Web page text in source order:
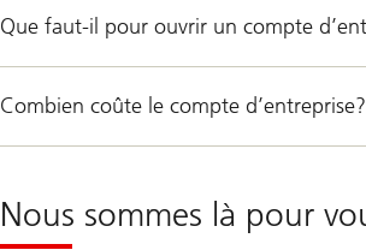
Que faut-il pour ouvrir un compte
Combien coûte le compte d’entreprise?
Nous sommes là pour